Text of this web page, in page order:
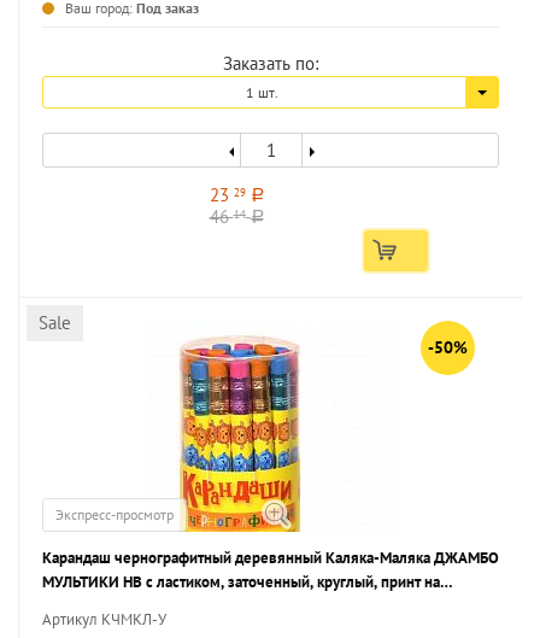
Ваш город: Под заказ
Заказать по:
1 шт.
23 29 a
4614 a
Sale
-50%
Экспресс-просмотр
Карандаш чернографитный деревянный Каляка-Маляка ДЖАМБО
МУЛЬТИКИ НВ с ластиком, заточенный, круглый, принт на
Артикул КЧМКЛ-У